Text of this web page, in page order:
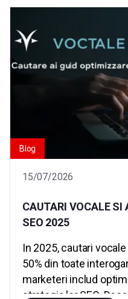
Blog
15/07/2026
CAUTARI VOCALE SI
SEO 2025
In 2025, cautari
50% din toate
marketeri includ
strategia lor SEO.